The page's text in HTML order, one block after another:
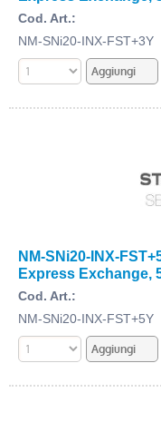
Cod. Art.:
NM-SNi20-INX-FST+3Y
NM-SNi20-INX-
Express Exchange,
Cod. Art.:
NM-SNi20-INX-FST+5Y